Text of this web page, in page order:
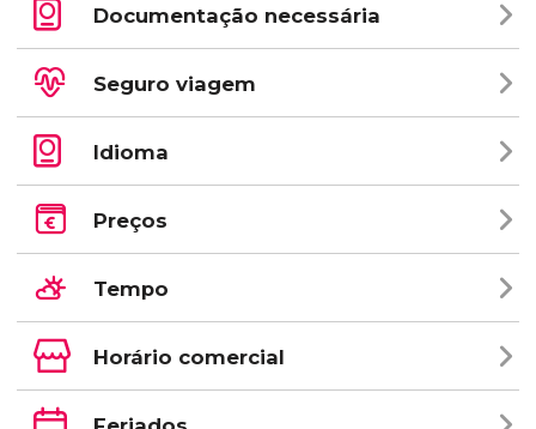
Documentação necessária
Seguro viagem
Idioma
Preços
Tempo
Horário comercial